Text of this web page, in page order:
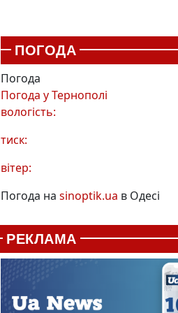
ПОГОДА
Погода
Погода уТернополі
вологість:
тиск:
вітер:
Погода на sinoptik.ua в Одесі
РЕКЛАМА